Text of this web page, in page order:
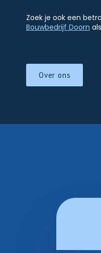
Zoek je ook een
Bouwbedrijf Doorn
Over ons